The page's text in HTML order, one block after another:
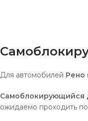
Для автомобилей Рено
Самоблокирующийся
ожидаемо проходить